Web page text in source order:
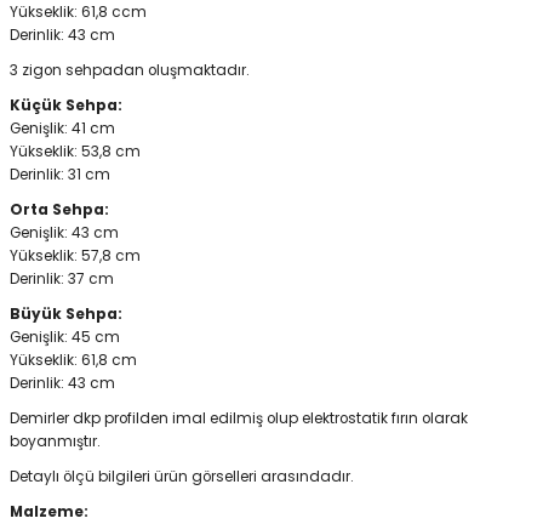
Yükseklik: 61,8 ccm
Derinlik: 43 cm
3 zigon sehpadan oluşmaktadır.
Küçük Sehpa:
Genişlik: 41 cm
Yükseklik: 53,8 cm
Derinlik: 31 cm
Orta Sehpa:
Genişlik: 43 cm
Yükseklik: 57,8 cm
Derinlik: 37 cm
Büyük Sehpa:
Genişlik: 45 cm
Yükseklik: 61,8 cm
Derinlik: 43 cm
Demirler dkp profilden imal edilmiş olup elektrostatik fırın olarak
boyanmıştır.
Detaylı ölçü bilgileri ürün görselleri arasındadır.
Malzeme: